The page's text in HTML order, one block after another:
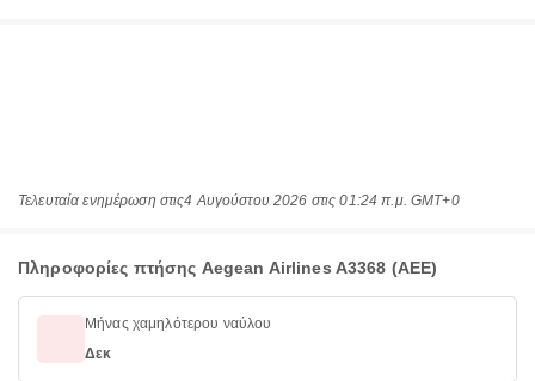
Τελευταία ενημέρωση στις4 Αυγούστου 2026 στις 01:24 π.μ. GMT+0
Πληροφορίες πτήσης Aegean Airlines A3368 (AEE)
Μήνας χαμηλότερου ναύλου
Δεκ